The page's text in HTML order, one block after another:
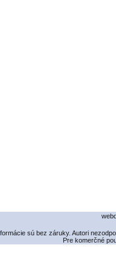
sú bez záruky. Autori
Pre komerčné